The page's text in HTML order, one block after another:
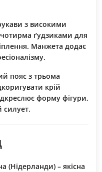
з високими
ґудзиками для
Манжета додає
пояс з трьома
крій
форму фігури,
силует.
(Нідерланди) – якісна